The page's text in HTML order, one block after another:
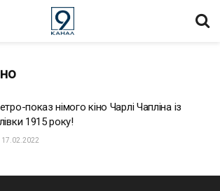
показ німого кіно Чарлі Чапліна із
1915 року!
17.02.2022